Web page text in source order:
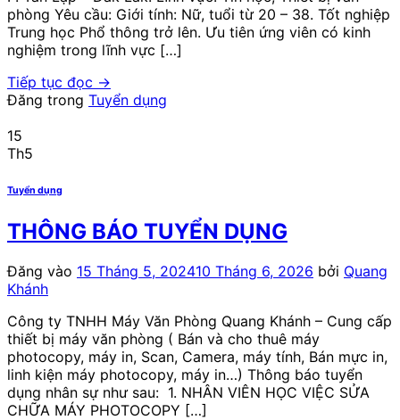
phòng Yêu cầu: Giới tính: Nữ, tuổi từ 20 – 38. Tốt nghiệp
Trung học Phổ thông trở lên. Ưu tiên ứng viên có kinh
nghiệm trong lĩnh vực […]
Tiếp tục đọc →
Đăng trong Tuyển dụng
15
Th5
Tuyển dụng
THÔNG BÁO TUYỂN DỤNG
Đăng vào 15 Tháng 5, 202410 Tháng 6, 2026 bởi Quang
Khánh
Công ty TNHH Máy Văn Phòng Quang Khánh – Cung cấp
thiết bị máy văn phòng ( Bán và cho thuê máy
photocopy, máy in, Scan, Camera, máy tính, Bán mực in,
linh kiện máy photocopy, máy in…) Thông báo tuyển
dụng nhân sự như sau: 1. NHÂN VIÊN HỌC VIỆC SỬA
CHỮA MÁY PHOTOCOPY […]